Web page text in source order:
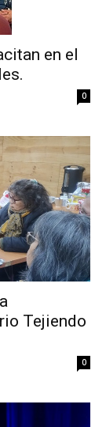
en el
0
Tejiendo
0